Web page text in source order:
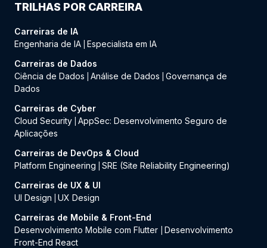
TRILHAS POR CARREIRA
Carreiras de IA
Engenharia de IA Especialista em IA
Carreiras de Dados
Ciência de Dados
Análise de Dados
Governança de
Dados
Carreiras de Cyber
Cloud Security AppSec: Desenvolvimento Seguro de
Aplicações
Carreiras de DevOps & Cloud
Platform Engineering
SRE (Site Reliability Engineering)
Carreiras de UX & UI
UI Design
UX Design
Carreiras de Mobile & Front-End
Desenvolvimento Mobile com Flutter
Desenvolvimento
Front-End React